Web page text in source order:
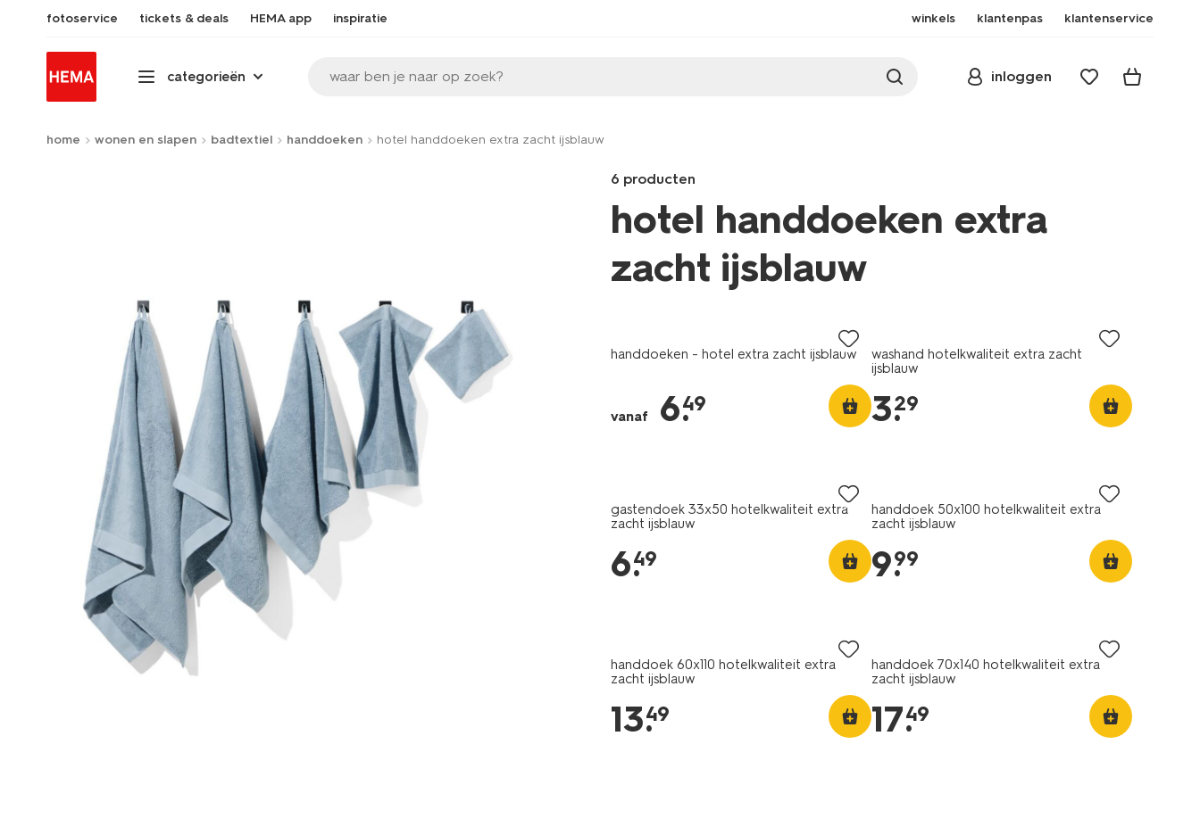
fotoservice tickets & deals HEMA app inspiratie winkels klantenpas klantenservice
categorieën waar ben je naar op zoek? inloggen
home wonen en slapen badtextiel handdoeken hotel handdoeken extra zacht ijsblauw
6 producten
hotel handdoeken extra
zacht ijsblauw
slapen/badkamer/handdoeken/hotel-
handdoeken-
ijsblauw-
handdoeken - hotel extra zacht ijsblauw
vanaf 6.
49
washand hotelkwaliteit extra zacht
ijsblauw
3.
29
gastendoek 33x50 hotelkwaliteit extra
zacht ijsblauw
6.
49
handdoek 50x100 hotelkwaliteit extra
zacht ijsblauw
9.
99
handdoek 60x110 hotelkwaliteit extra
zacht ijsblauw
13.
49
handdoek 70x140 hotelkwaliteit extra
zacht ijsblauw
17.
49